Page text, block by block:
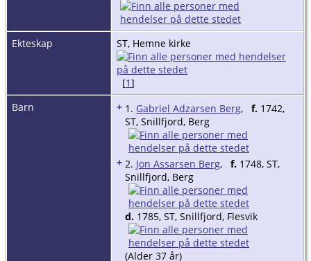
Ekteskap ST, Hemne kirke
[1]
Barn
+ 1. Gabriel Adzarsen Berg, f. 1742,
ST, Snillfjord, Berg
+ 2. Jon Assarsen Berg, f. 1748, ST,
Snillfjord, Berg
d. 1785, ST, Snillfjord, Flesvik
(Alder 37 år)